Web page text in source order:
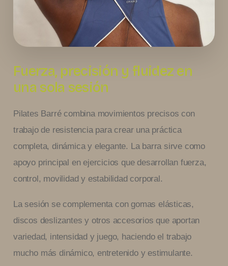
Fuerza, precisión y fluidez en
una sola sesión
Pilates Barré combina movimientos precisos con
trabajo de resistencia para crear una práctica
completa, dinámica y elegante. La barra sirve como
apoyo principal en ejercicios que desarrollan fuerza,
control, movilidad y estabilidad corporal.
La sesión se complementa con gomas elásticas,
discos deslizantes y otros accesorios que aportan
variedad, intensidad y juego, haciendo el trabajo
mucho más dinámico, entretenido y estimulante.